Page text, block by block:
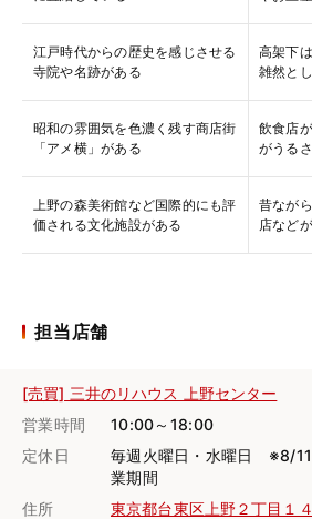
江戸時代からの歴史を感じさせる
寺院や名跡がある
高架下
雑然と
昭和の雰囲気を色濃く残す商店街
「アメ横」がある
飲食店
がうる
上野の森美術館など国際的にも評
価される文化施設がある
昔なが
店など
担当店舗
[売買] 三井のリハウス 上野センター
営業時間
10:00～18:00
定休日
毎週火曜日・水曜日 ※8/
業期間
住所
東京都台東区上野２丁目１